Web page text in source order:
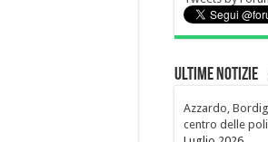
Ultime notizie
Azzardo,
centro delle